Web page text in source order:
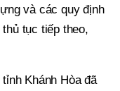
và các quy định
tục tiếp theo,
Khánh Hòa đã